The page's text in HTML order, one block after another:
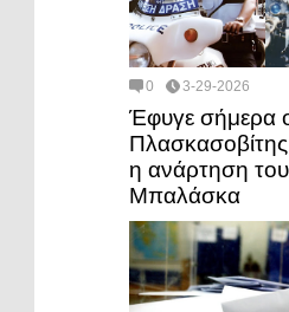
0 3-29-2026
Έφυγε σήμερα
Πλασκασοβίτης
η ανάρτηση
Μπαλάσκα